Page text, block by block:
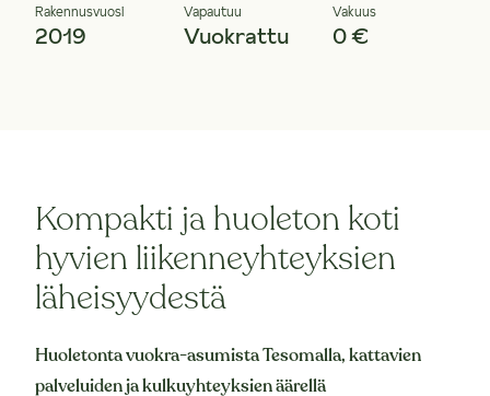
Rakennusvuosi
2019
Vapautuu
Vuokrattu
Vakuus
0 €
Kompakti ja huoleton koti
hyvien liikenneyhteyksien
läheisyydestä
Huoletonta vuokra-asumista Tesomalla, kattavien
palveluiden ja kulkuyhteyksien äärellä